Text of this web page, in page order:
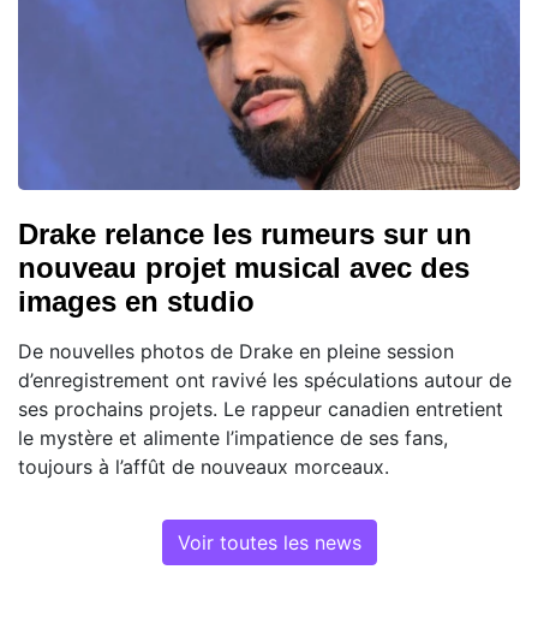
Drake relance les rumeurs sur un
nouveau projet musical avec des
images en studio
De nouvelles photos de Drake en pleine session
d’enregistrement ont ravivé les spéculations autour de
ses prochains projets. Le rappeur canadien entretient
le mystère et alimente l’impatience de ses fans,
toujours à l’affût de nouveaux morceaux.
Voir toutes les news